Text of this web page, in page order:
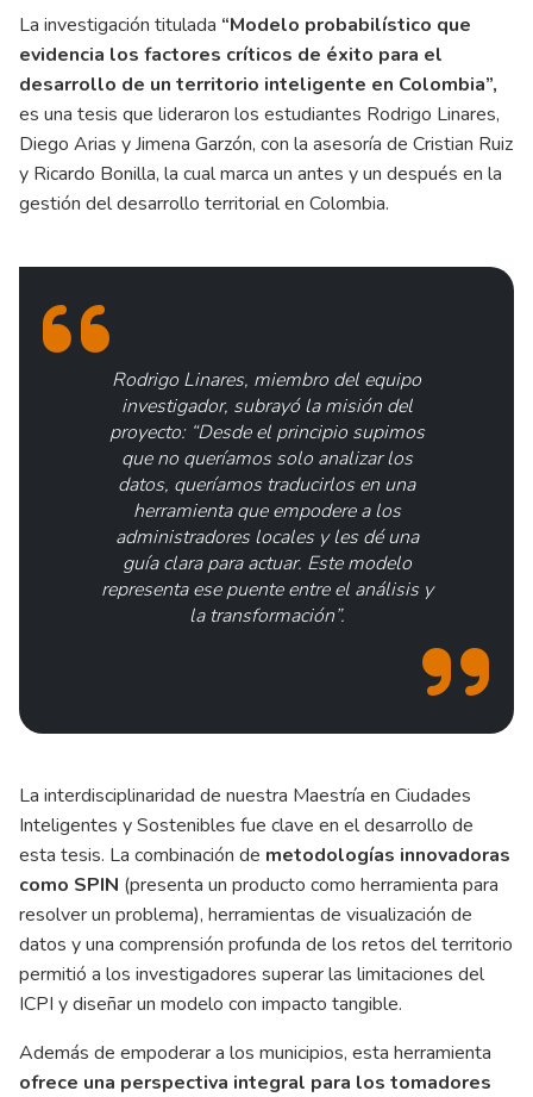
La investigación titulada “Modelo probabilístico que
evidencia los factores críticos de éxito para el
desarrollo de un territorio inteligente en Colombia”,
es una tesis que lideraron los estudiantes Rodrigo Linares,
Diego Arias y Jimena Garzón, con la asesoría de Cristian Ruiz
y Ricardo Bonilla, la cual marca un antes y un después en la
gestión del desarrollo territorial en Colombia.
Rodrigo Linares, miembro del equipo
investigador, subrayó la misión del
proyecto: “Desde el principio supimos
que no queríamos solo analizar los
datos, queríamos traducirlos en una
herramienta que empodere a los
administradores locales y les dé una
guía clara para actuar. Este modelo
representa ese puente entre el análisis y
la transformación”.
La interdisciplinaridad de nuestra Maestría en Ciudades
Inteligentes y Sostenibles fue clave en el desarrollo de
esta tesis. La combinación de metodologías innovadoras
como SPIN (presenta un producto como herramienta para
resolver un problema), herramientas de visualización de
datos y una comprensión profunda de los retos del territorio
permitió a los investigadores superar las limitaciones del
ICPI y diseñar un modelo con impacto tangible.
Además de empoderar a los municipios, esta herramienta
ofrece una perspectiva integral para los tomadores